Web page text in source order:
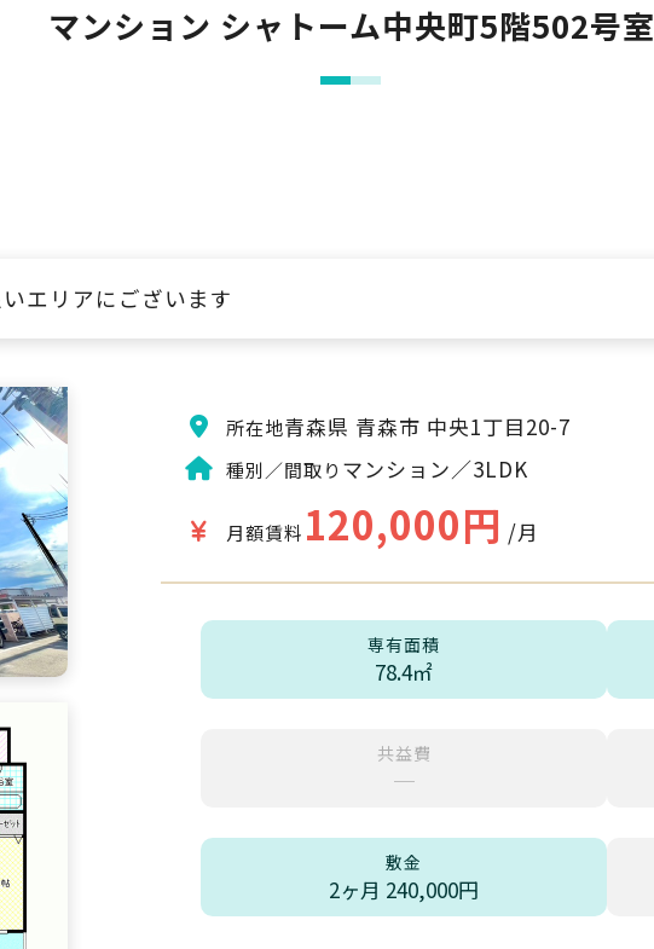
マンション シャトーム中央町5階502号室
エリアにございます
所在地青森県 青森市 中央1丁目20-7
種別／間取り マンション／3LDK
月額賃料 120,000円 /月
専有面積
78.4㎡
共益費
─
敷金
2ヶ月 240,000円